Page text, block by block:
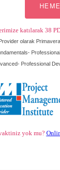
katılarak 38
olarak
Professional
yok mu?